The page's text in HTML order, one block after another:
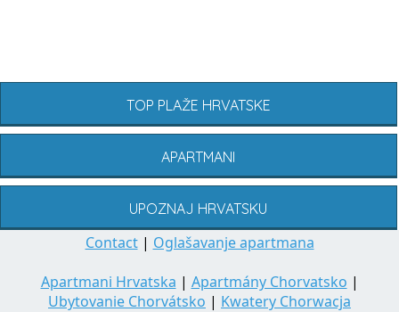
TOP PLAŽE HRVATSKE
APARTMANI
UPOZNAJ HRVATSKU
Contact| Oglašavanje apartmana
Apartmani Hrvatska | Apartmány Chorvatsko |
Ubytovanie Chorvátsko | Kwatery Chorwacja